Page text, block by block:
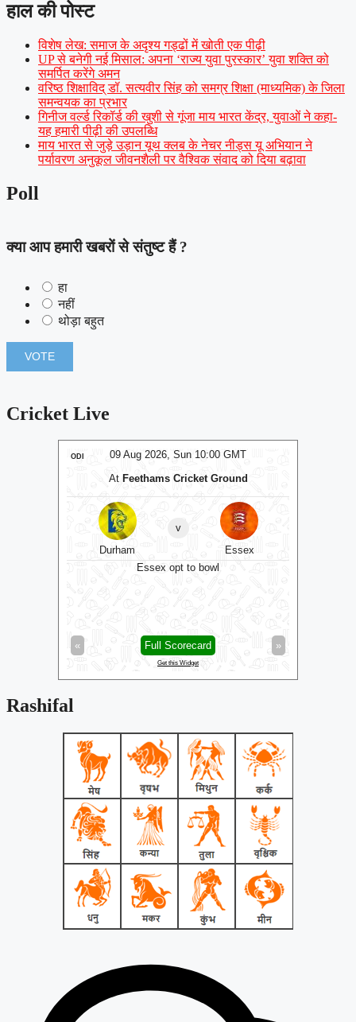
हाल की पोस्ट
विशेष लेख: समाज के अदृश्य गड्ढों में खोती एक पीढ़ी
UP से बनेगी नई मिसाल: अपना ‘राज्य युवा पुरस्कार’ युवा शक्ति को
समर्पित करेंगे अमन
वरिष्ठ शिक्षाविद् डॉ. सत्यवीर सिंह को समग्र शिक्षा (माध्यमिक) के जिला
समन्वयक का प्रभार
गिनीज वर्ल्ड रिकॉर्ड की खुशी से गूंजा माय भारत केंद्र, युवाओं ने कहा-
यह हमारी पीढ़ी की उपलब्धि
माय भारत से जुड़े उड़ान यूथ क्लब के नेचर नीड्स यू अभियान ने
पर्यावरण अनुकूल जीवनशैली पर वैश्विक संवाद को दिया बढ़ावा
Poll
क्या आप हमारी खबरों से संतुष्ट हैं ?
हा
नहीं
थोड़ा बहुत
Cricket Live
09 Aug 2026, Sun 10:00 GMT
ODI
At Feethams Cricket Ground
Durham
v
Essex
Essex opt to bowl
« »
Full Scorecard
Get this Widget
Rashifal